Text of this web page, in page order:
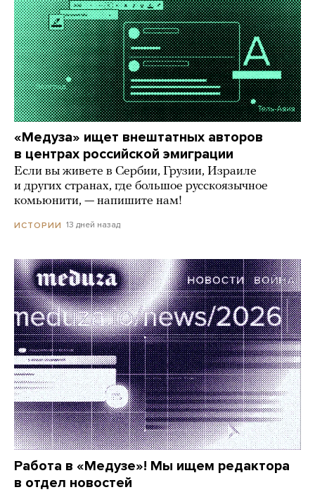
«Медуза» ищет внештатных авторов
в центрах российской эмиграции
Если вы живете в Сербии, Грузии, Израиле
и других странах, где большое русскоязычное
комьюнити, — напишите нам!
ИСТОРИИ 13 дней назад
Работа в «Медузе»! Мы ищем редактора
в отдел новостей